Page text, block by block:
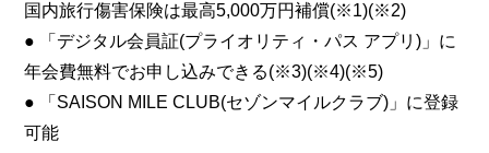
国内旅行傷害保険は最高5,000万円補償(※1)(※2)
● 「デジタル会員証(プライオリティ・パス アプリ)」に
年会費無料でお申し込みできる(※3)(※4)(※5)
● 「SAISON MILE CLUB(セゾンマイルクラブ)」に登録
可能